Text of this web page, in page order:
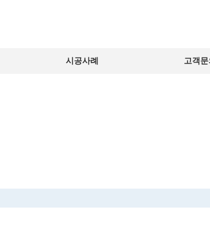
시공사례 고객문